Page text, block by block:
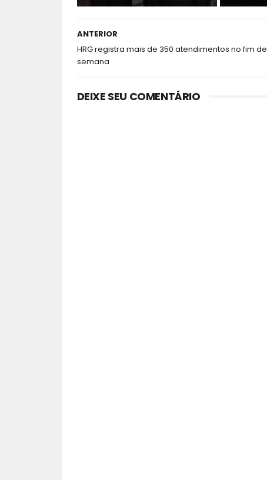
ANTERIOR
HRG registra mais de 350 atendimentos no fim de
semana
DEIXE SEU COMENTÁRIO